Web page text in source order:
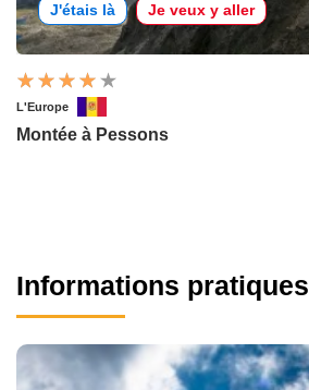
J'étais là Je veux y aller
L'Europe
Montée à Pessons
Informations pratiques